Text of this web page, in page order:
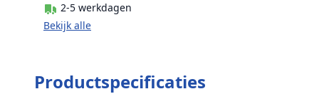
2-5 werkdagen
Bekijk alle
Productspecificaties